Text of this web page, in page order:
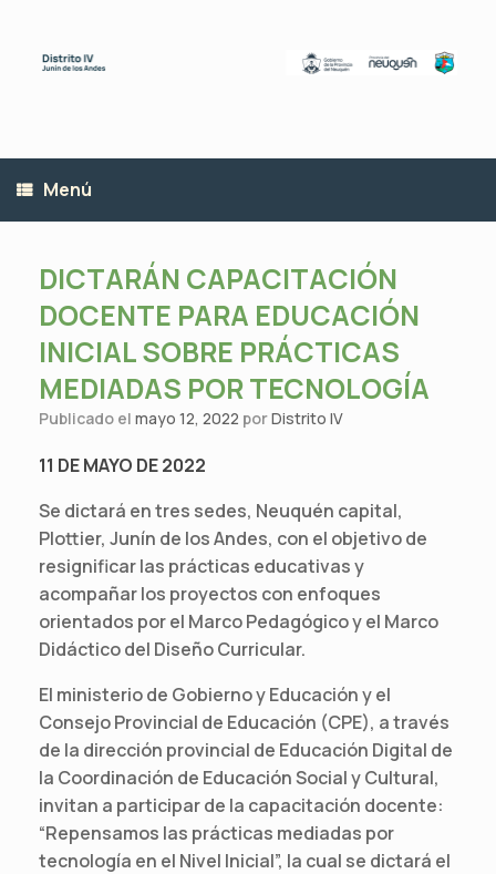
contenido
Menú
DICTARÁN CAPACITACIÓN
DOCENTE PARA EDUCACIÓN
INICIAL SOBRE PRÁCTICAS
MEDIADAS POR TECNOLOGÍA
Publicado el mayo 12, 2022 porDistrito IV
11 DE MAYO DE 2022
Se dictará en tres sedes, Neuquén capital,
Plottier, Junín de los Andes, con el objetivo de
resignificar las prácticas educativas y
acompañar los proyectos con enfoques
orientados por el Marco Pedagógico y el Marco
Didáctico del Diseño Curricular.
El ministerio de Gobierno y Educación y el
Consejo Provincial de Educación (CPE), a través
de la dirección provincial de Educación Digital de
la Coordinación de Educación Social y Cultural,
invitan a participar de la capacitación docente:
“Repensamos las prácticas mediadas por
tecnología en el Nivel Inicial”, la cual se dictará el